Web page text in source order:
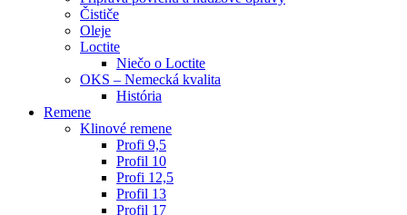
Čističe
Oleje
Loctite
Niečo o Loctite
OKS – Nemecká kvalita
História
Remene
Klinové remene
Profi 9,5
Profil 10
Profi 12,5
Profil 13
Profil 17